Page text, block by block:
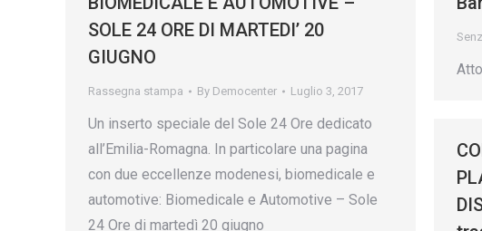
SOLE 24 ORE DI MARTEDI’ 20
GIUGNO
Rassegna stampa By Democenter Luglio 3, 2017
Un inserto speciale del Sole 24 Ore dedicato
all’Emilia-Romagna. In particolare una pagina
con due eccellenze modenesi, biomedicale e
automotive: Biomedicale e Automotive – Sole
24 Ore di martedì 20 giugno